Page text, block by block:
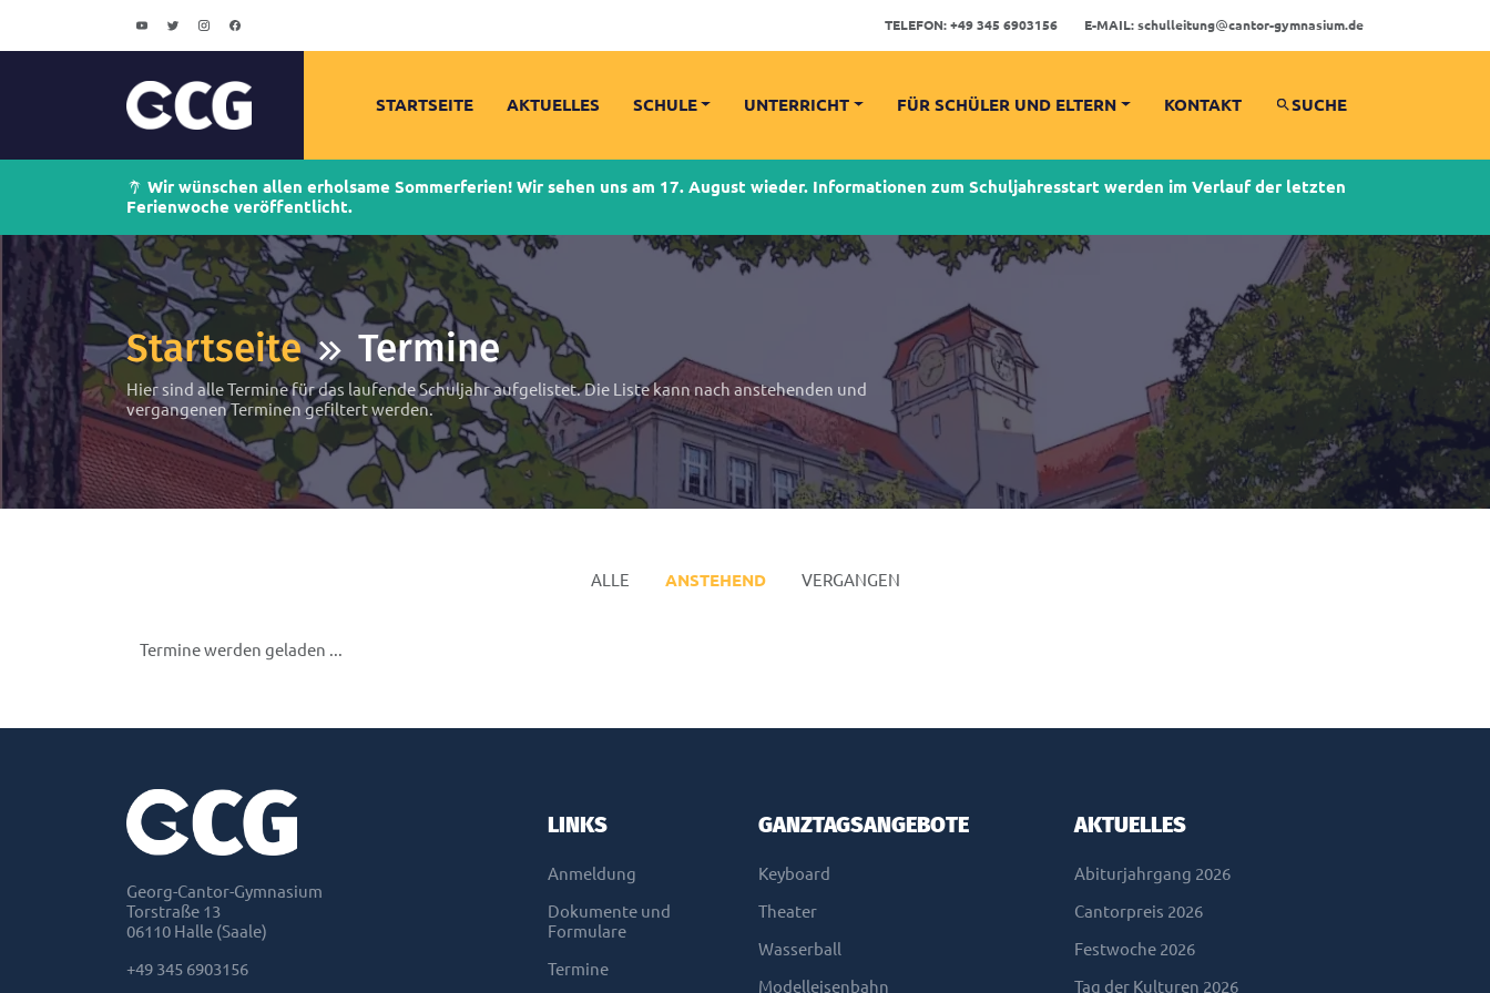
TELEFON: +49 345 6903156 E-MAIL: schulleitung cantor-gymnasium.de
STARTSEITE AKTUELLES SCHULE UNTERRICHT FÜR SCHÜLER UND ELTERN KONTAKT SUCHE
Wir wünschen allen erholsame Sommerferien! Wir sehen uns am 17. August wieder. Informationen zum Schuljahresstart werden im Verlauf der letzten
Ferienwoche veröffentlicht.
Startseite Termine
Hier sind alle Termine für das laufende Schuljahr aufgelistet. Die Liste kann nach anstehenden und
vergangenen Terminen gefiltert werden.
ALLE ANSTEHEND VERGANGEN
Termine werden geladen ...
Georg-Cantor-Gymnasium
Torstraße 13
06110 Halle (Saale)
+49 345 6903156
LINKS
Anmeldung
Dokumente und
Formulare
Termine
GANZTAGSANGEBOTE
Keyboard
Theater
Wasserball
Modelleisenbahn
AKTUELLES
Abiturjahrgang 2026
Cantorpreis 2026
Festwoche 2026
Tag der Kulturen 2026